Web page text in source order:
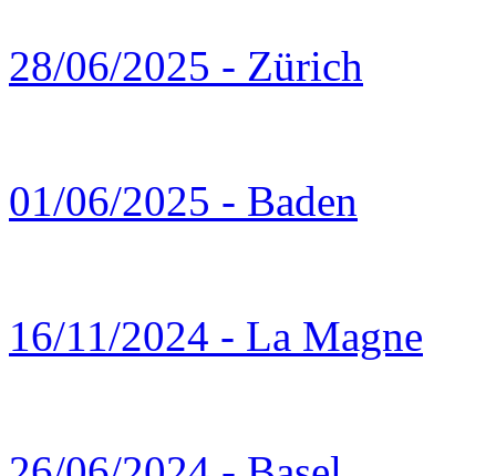
28/06/2025 - Zürich
01/06/2025 - Baden
16/11/2024 - La Magne